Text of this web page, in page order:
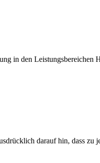
in den Leistungsbereichen
darauf hin, dass zu